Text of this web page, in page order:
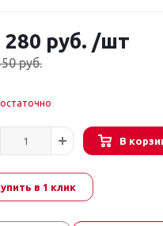
280 руб. /шт
руб.
В
в 1 клик